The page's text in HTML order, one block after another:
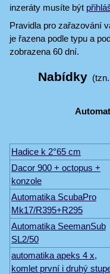
inzeráty musíte být
Pravidla pro zařazování
je řazena podle typu a
zobrazena 60 dní.
Nabídky(tzn.
Hadice k 2°65 cm
Dacor 900 + octopus +
konzole
Automatika ScubaPro
Mk17/R395+R295
Automatika SeemanSub
SL2/50
automatika apeks 4 x,
komlet první i druhý